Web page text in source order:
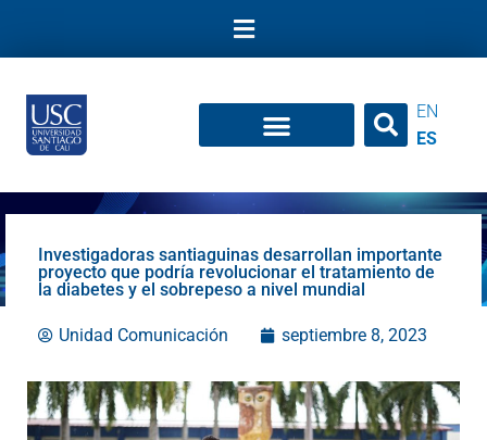
EN
ES
Investigadoras santiaguinas desarrollan importante
proyecto que podría revolucionar el tratamiento de
la diabetes y el sobrepeso a nivel mundial
Unidad Comunicación septiembre 8, 2023